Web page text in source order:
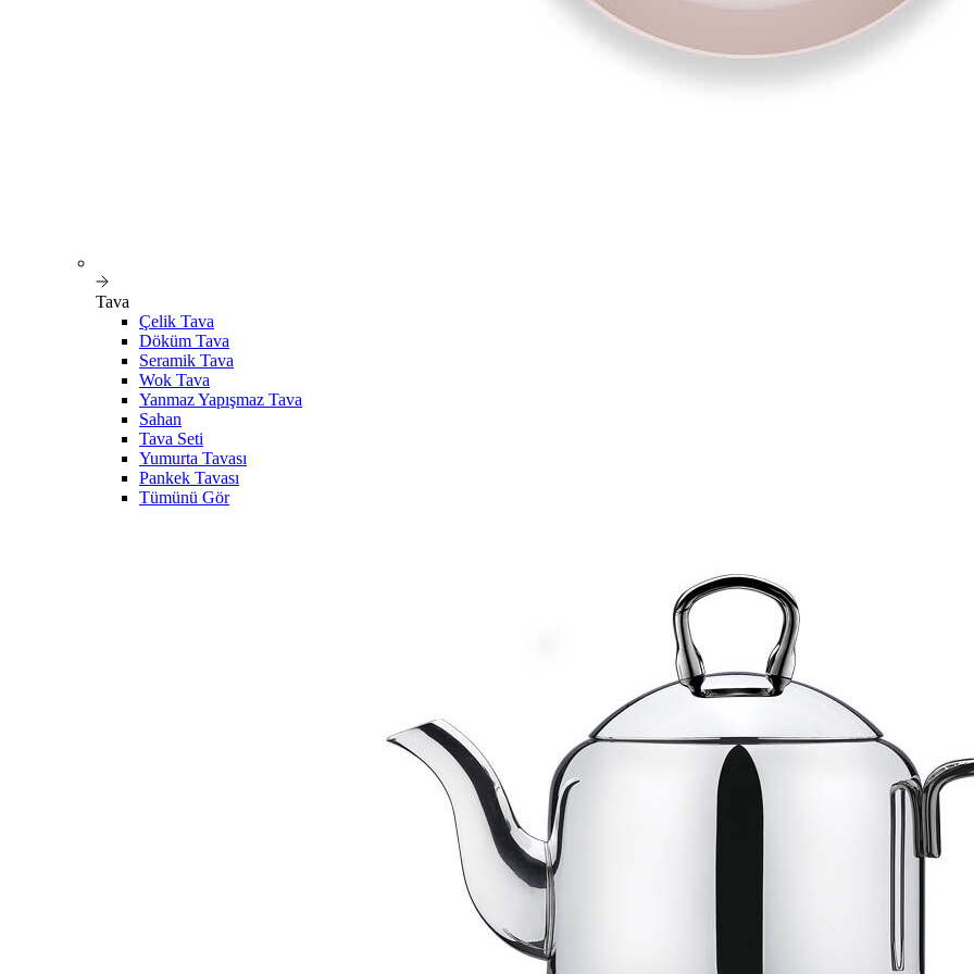
Tava
Çelik Tava
Döküm Tava
Seramik Tava
Wok Tava
Yanmaz Yapışmaz Tava
Sahan
Tava Seti
Yumurta Tavası
Pankek Tavası
Tümünü Gör